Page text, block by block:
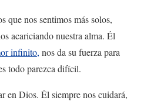
que nos sentimos más solos,
acariciando nuestra alma. Él
infinito, nos da su fuerza para
todo parezca difícil.
en Dios. Él siempre nos cuidará,